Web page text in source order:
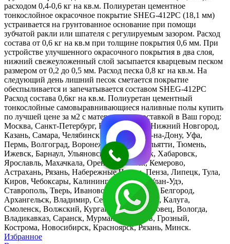
расходом 0,4-0,6 кг на кв.м. Полиуретан цементное
тонкослойное окрасочное покрытие SHEG-412PC (18,1 мм)
устраивается на грунтованное основание при помощи
зубчатой ракли или шпателя с регулируемым зазором. Расход
состава от 0,6 кг на кв.м при толщине покрытия 0,6 мм. При
устройстве улучшенного окрасочного покрытия в два слоя,
нижний свежеуложенный слой засыпается кварцевым песком
размером от 0,2 до 0,5 мм. Расход песка 0,8 кг на кв.м. На
следующий день лишний песок сметается покрытие
обеспыливается и запечатывается составом SHEG-412PC
Расход состава 0,6кг на кв.м. Полиуретан цементный
тонкослойные самовыравнивающиеся наливные полы купить
по лучшей цене за м2 с материалом и доставкой в Ваш город:
Москва, Санкт-Петербург, Екатеринбург, Нижний Новгород,
Казань, Самара, Челябинск, Омск, Ростов-на-Дону, Уфа,
Пермь, Волгоград, Воронеж, Саратов, Тольятти, Тюмень,
Ижевск, Барнаул, Ульяновск, Владивосток, Хабаровск,
Ярославль, Махачкала, Оренбург, Томск, Кемерово,
Астрахань, Рязань, Набережные Челны, Пенза, Липецк, Тула,
Киров, Чебоксары, Калининград, Курск, Улан-Удэ,
Ставрополь, Тверь, Иваново, Брянск, Сочи, Белгород,
Архангельск, Владимир, Севастополь, Чита, Калуга,
Смоленск, Волжский, Курган, Орел, Череповец, Вологда,
Владикавказ, Саранск, Мурманск, Тамбов, Грозный,
Кострома, Новосибирск, Красноярск, Рязань, Минск.
Избранное